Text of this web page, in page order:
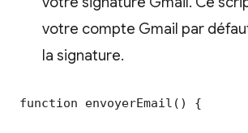
votre compte Gmail par
la signature.
function envoyerEmail() {